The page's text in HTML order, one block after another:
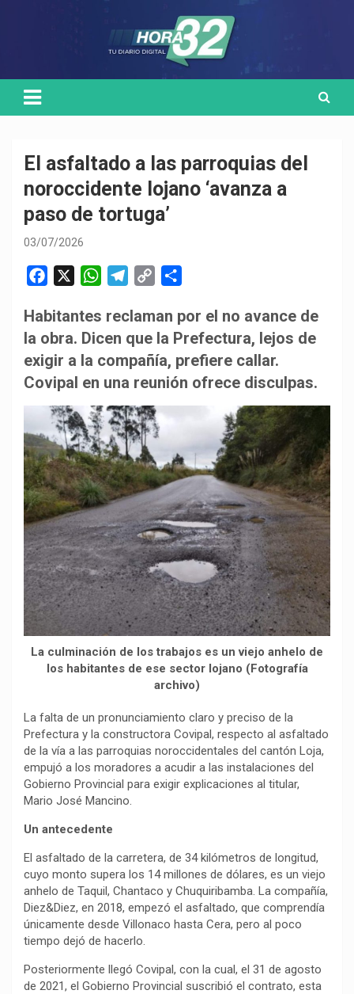
El asfaltado a las parroquias del
noroccidente lojano ‘avanza a
paso de tortuga’
03/07/2026
c
e
b
o
k
W
a
t
s
A
p
l
e
g
r
m
p
y
L
i
k
m
p
a
r
Habitantes reclaman por el no avance de
la obra. Dicen que la Prefectura, lejos de
exigir a la compañía, prefiere callar.
Covipal en una reunión ofrece disculpas.
La culminación de los trabajos es un viejo anhelo de
los habitantes de ese sector lojano (Fotografía
archivo)
La falta de un pronunciamiento claro y preciso de la
Prefectura y la constructora Covipal, respecto al asfaltado
de la vía a las parroquias noroccidentales del cantón Loja,
empujó a los moradores a acudir a las instalaciones del
Gobierno Provincial para exigir explicaciones al titular,
Mario José Mancino.
Un antecedente
El asfaltado de la carretera, de 34 kilómetros de longitud,
cuyo monto supera los 14 millones de dólares, es un viejo
anhelo de Taquil, Chantaco y Chuquiribamba. La compañía,
Diez&Diez, en 2018, empezó el asfaltado, que comprendía
únicamente desde Villonaco hasta Cera, pero al poco
tiempo dejó de hacerlo.
Posteriormente llegó Covipal, con la cual, el 31 de agosto
de 2021, el Gobierno Provincial suscribió el contrato, esta